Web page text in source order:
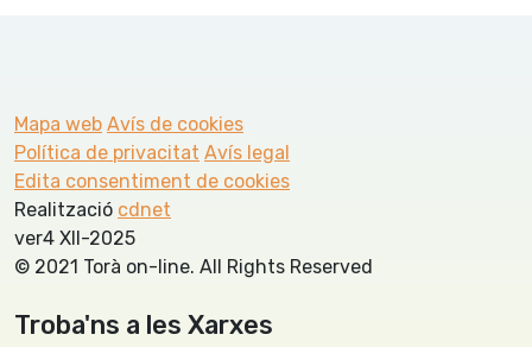
Mapa web Avís de cookies
Política de privacitat Avís legal
Edita consentiment de cookies
Realització cdnet
ver4 XII-2025
© 2021 Torà on-line. All Rights Reserved
Troba'ns a les Xarxes